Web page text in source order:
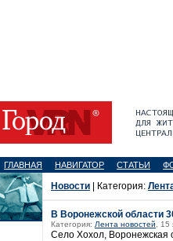
ГЛАВНАЯ НАВИГАТОР СТАТЬИ
Новости | Категория:
В Воронежской области
Категория: Лента новостей ,
Село Хохол, Воронежская